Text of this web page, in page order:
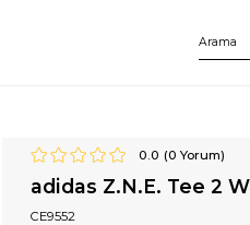
0.0 (0 Yorum)
adidas Z.N.E. Tee 2
CE9552